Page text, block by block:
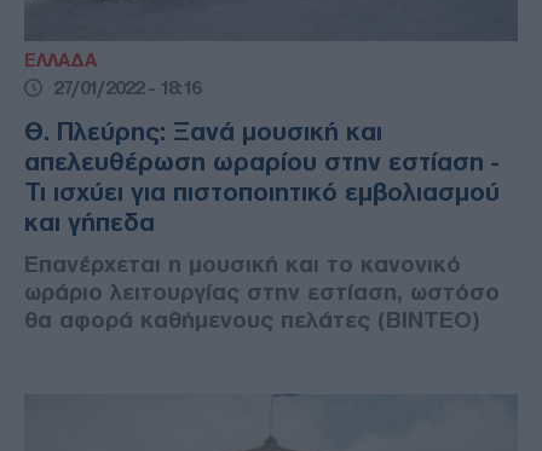
ΕΛΛΑΔΑ
27/01/2022 - 18:16
Θ. Πλεύρης: Ξανά μουσική και
απελευθέρωση ωραρίου στην εστίαση -
Τι ισχύει για πιστοποιητικό εμβολιασμού
και γήπεδα
Επανέρχεται η μουσική και το κανονικό
ωράριο λειτουργίας στην εστίαση, ωστόσο
θα αφορά καθήμενους πελάτες (ΒΙΝΤΕΟ)